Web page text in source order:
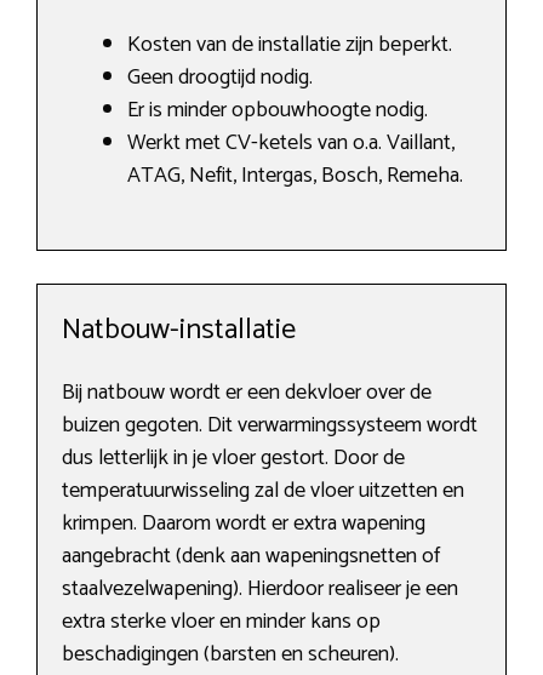
Kosten van de installatie zijn beperkt.
Geen droogtijd nodig.
Er is minder opbouwhoogte nodig.
Werkt met CV-ketels van o.a. Vaillant,
ATAG, Nefit, Intergas, Bosch, Remeha.
Natbouw-installatie
Bij natbouw wordt er een dekvloer over de
buizen gegoten. Dit verwarmingssysteem wordt
dus letterlijk in je vloer gestort. Door de
temperatuurwisseling zal de vloer uitzetten en
krimpen. Daarom wordt er extra wapening
aangebracht (denk aan wapeningsnetten of
staalvezelwapening). Hierdoor realiseer je een
extra sterke vloer en minder kans op
beschadigingen (barsten en scheuren).